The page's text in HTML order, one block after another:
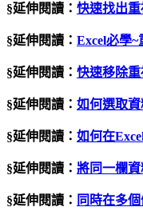
§延伸閱讀： 快速找出
§延伸閱讀： Excel必學
§延伸閱讀： 快速移除
§延伸閱讀： 如何選取
§延伸閱讀： 如何在
§延伸閱讀： 將同一欄
§延伸閱讀： 同時在多